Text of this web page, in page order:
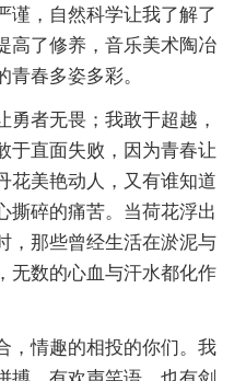
谨，自然科学让我了解了
高了修养，音乐美术陶冶
春多姿多彩。
勇者无畏；我敢于超越，
于直面失败，因为青春让
花美艳动人，又有谁知道
撕碎的痛苦。当荷花浮出
，那些曾经生活在淤泥与
无数的心血与汗水都化作
，情趣的相投的你们。我